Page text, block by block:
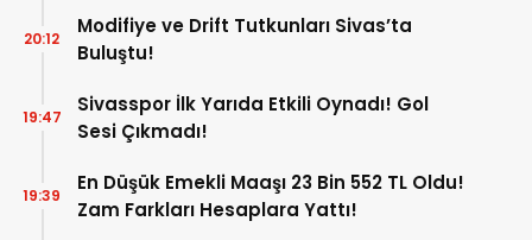
Modifiye ve Drift Tutkunları Sivas’ta
Buluştu!
20:12
Sivasspor İlk Yarıda Etkili Oynadı! Gol
Sesi Çıkmadı!
19:47
En Düşük Emekli Maaşı 23 Bin 552 TL Oldu!
Zam Farkları Hesaplara Yattı!
19:39